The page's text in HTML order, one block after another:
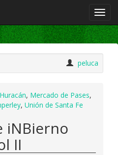
peluca
Huracán, Mercado de Pases,
, Unión de Santa Fe
iNBierno
II